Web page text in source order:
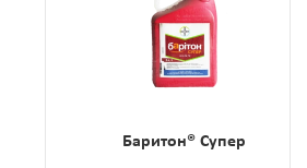
Баритон® Супер